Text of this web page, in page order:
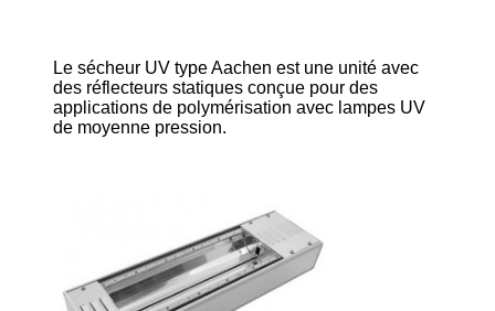
Le sécheur UV type Aachen est une unité avec
des réflecteurs statiques conçue pour des
applications de polymérisation avec lampes UV
de moyenne pression.